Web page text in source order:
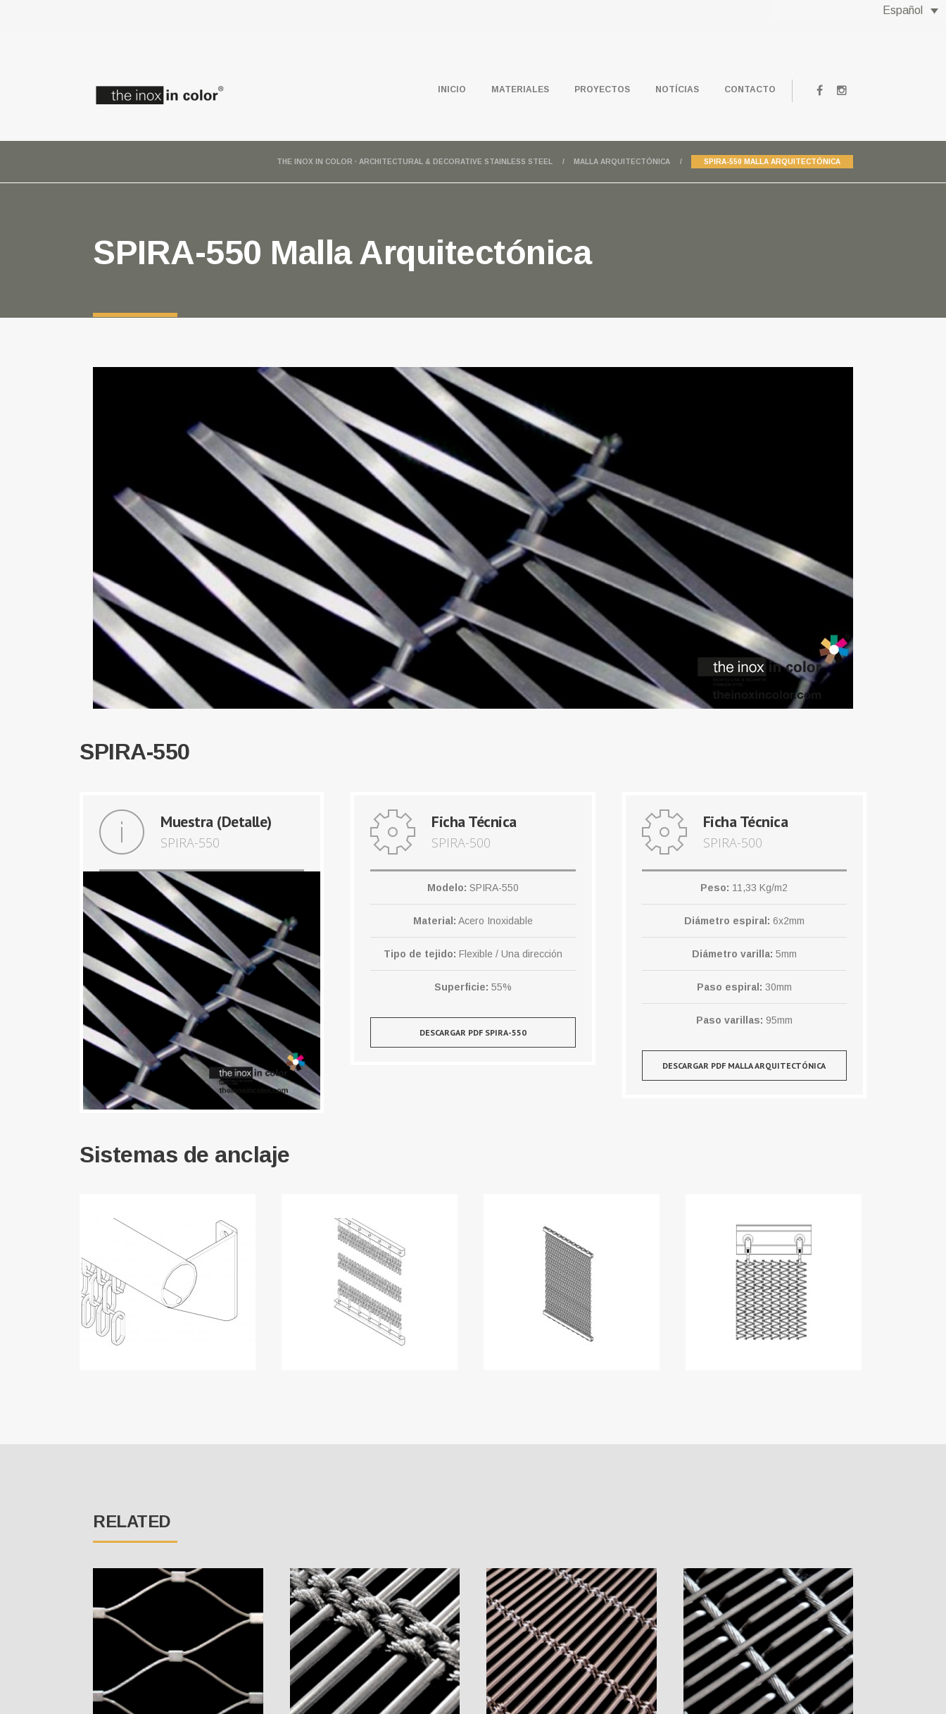
Español
INICIO MATERIALES PROYECTOS NOTÍCIAS CONTACTO
THE INOX IN COLOR · ARCHITECTURAL & DECORATIVE STAINLESS STEEL MALLA ARQUITECTÓNICA SPIRA-550 MALLA ARQUITECTÓNICA
SPIRA-550 Malla Arquitectónica
SPIRA-550
Muestra (Detalle)
SPIRA-550
Ficha Técnica
SPIRA-500
Modelo: SPIRA-550
Material: Acero Inoxidable
Tipo de tejido: Flexible / Una dirección
Superficie: 55%
DESCARGAR PDF SPIRA-550
Ficha Técnica
SPIRA-500
Peso: 11,33 Kg/m2
Diámetro espiral: 6x2mm
Diámetro varilla: 5mm
Paso espiral: 30mm
Paso varillas: 95mm
DESCARGAR PDF MALLA ARQUITECTÓNICA
Sistemas de anclaje
RELATED